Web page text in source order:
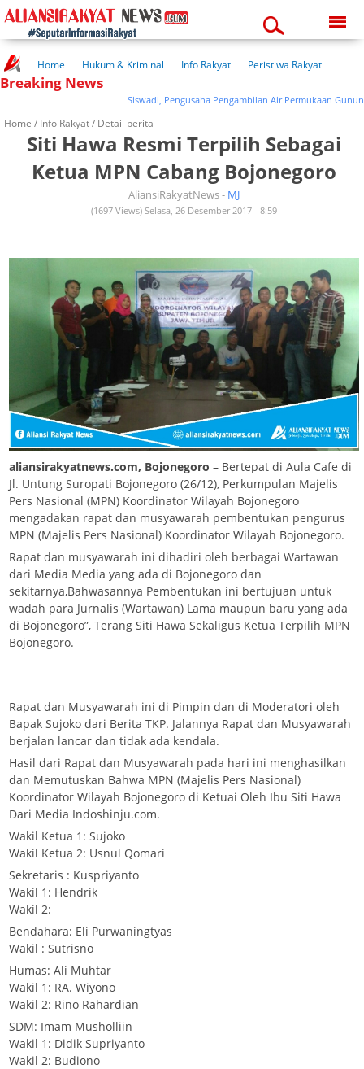
06:04:17 am
Home Hukum & Kriminal Info Rakyat
Peristiwa Rakyat
Kuliner Rakyat
Wisata Rakyat
Kesehatan
Breaking News
Siswadi, Pengusaha Pengambilan Air Permukaan Gunung
Home / Info Rakyat/ Detail berita
Siti Hawa Resmi Terpilih Sebagai
Ketua MPN Cabang Bojonegoro
AliansiRakyatNews - MJ
(1697 Views) Selasa, 26 Desember 2017 - 8:59
aliansirakyatnews.com, Bojonegoro – Bertepat di Aula Cafe di
Jl. Untung Suropati Bojonegoro (26/12), Perkumpulan Majelis
Pers Nasional (MPN) Koordinator Wilayah Bojonegoro
mengadakan rapat dan musyawarah pembentukan pengurus
MPN (Majelis Pers Nasional) Koordinator Wilayah Bojonegoro.
Rapat dan musyawarah ini dihadiri oleh berbagai Wartawan
dari Media Media yang ada di Bojonegoro dan
sekitarnya,Bahwasannya Pembentukan ini bertujuan untuk
wadah para Jurnalis (Wartawan) Lama maupun baru yang ada
di Bojonegoro”, Terang Siti Hawa Sekaligus Ketua Terpilih MPN
Bojonegoro.
Rapat dan Musyawarah ini di Pimpin dan di Moderatori oleh
Bapak Sujoko dari Berita TKP. Jalannya Rapat dan Musyawarah
berjalan lancar dan tidak ada kendala.
Hasil dari Rapat dan Musyawarah pada hari ini menghasilkan
dan Memutuskan Bahwa MPN (Majelis Pers Nasional)
Koordinator Wilayah Bojonegoro di Ketuai Oleh Ibu Siti Hawa
Dari Media Indoshinju.com.
Wakil Ketua 1: Sujoko
Wakil Ketua 2: Usnul Qomari
Sekretaris : Kuspriyanto
Wakil 1: Hendrik
Wakil 2:
Bendahara: Eli Purwaningtyas
Wakil : Sutrisno
Humas: Ali Muhtar
Wakil 1: RA. Wiyono
Wakil 2: Rino Rahardian
SDM: Imam Musholliin
Wakil 1: Didik Supriyanto
Wakil 2: Budiono